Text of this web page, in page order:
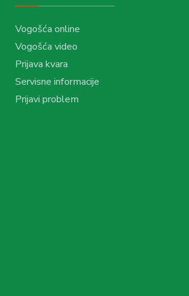
Vogošća online
Vogošća video
Prijava kvara
Servisne informacije
Prijavi problem